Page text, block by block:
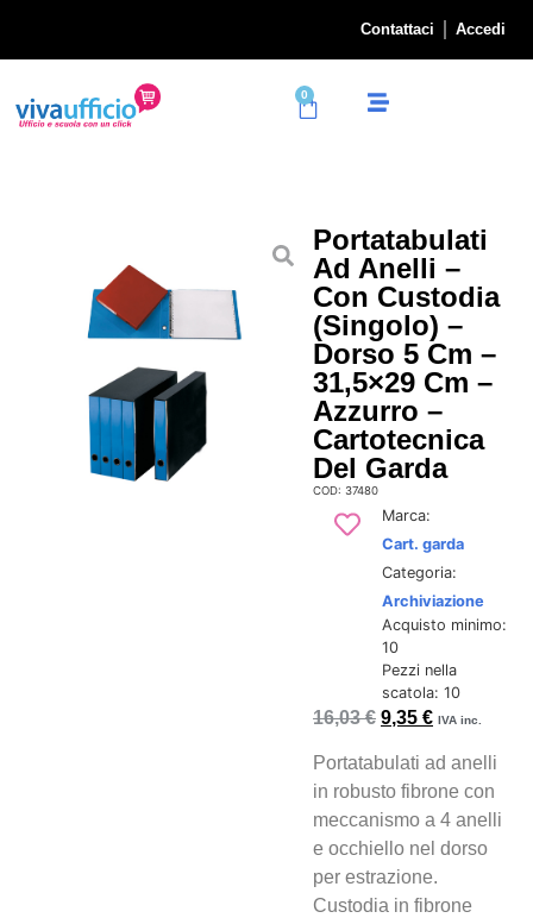
Contattaci Accedi
0
Portatabulati
Ad Anelli –
Con Custodia
(singolo) –
Dorso 5 Cm –
31,5×29 Cm –
Azzurro –
Cartotecnica
Del Garda
COD: 37480
Marca:
Cart. garda
Categoria:
Archiviazione
Acquisto minimo:
10
Pezzi nella
scatola: 10
16,03€ 9,35€ IVA inc.
Portatabulati ad anelli
in robusto fibrone con
meccanismo a 4 anelli
e occhiello nel dorso
per estrazione.
Custodia in fibrone